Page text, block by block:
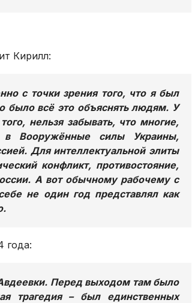
Кирилл:
с точки зрения того, что я был
всё это объяснять людям. У
нельзя забывать, что многие,
Вооружённые силы Украины,
Для интеллектуальной элиты
конфликт, противостояние,
А вот обычному рабочему с
не один год представлял как
года:
Перед выходом там было
трагедия – был единственных